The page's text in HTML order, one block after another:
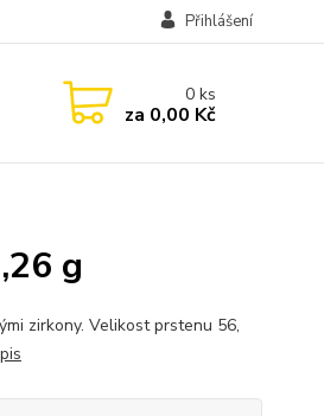
Přihlášení
0ks
za 0,00 Kč
g
zirkony. Velikost prstenu 56,